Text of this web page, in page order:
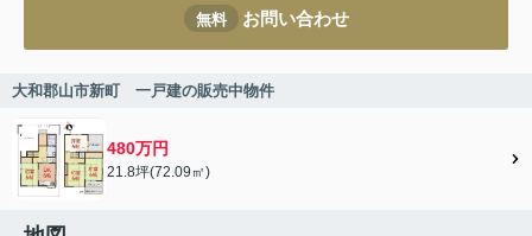
無料 お問い合わせ
大和郡山市新町 一戸建の販売中物件
480万円
21.8坪(72.09㎡)